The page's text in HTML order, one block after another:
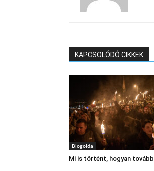
KAPCSOLÓDÓ CIKKEK
Blogolda
Mi is történt, hogyan tovább